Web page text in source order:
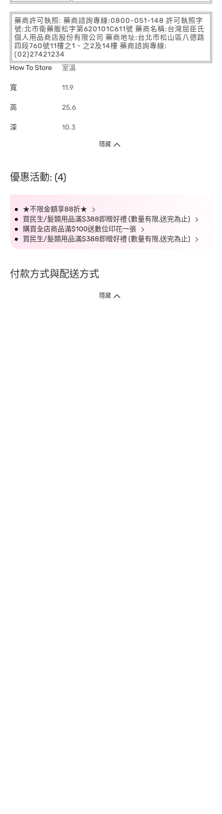
藥商許可執照: 藥商諮詢專線:0800-051-148 許可執照字
號:北市衛藥販松字第620101C611號 藥商名稱:台灣屈臣氏
個人用品商店股份有限公司 藥商地址:台北市松山區八德路
四段760號11樓之1、之2及14樓 藥商諮詢專線:
(02)27421234
How To Store
室溫
寬 11.9
高 25.6
深 10.3
隱藏
優惠活動: (4)
★不限金額享88折★
買民生/髮類用品滿$388即贈好禮 (數量有限,送完為止)
購買全店商品滿$100送數位印花一張
買民生/髮類用品滿$388即贈好禮 (數量有限,送完為止)
付款方式與配送方式
隱藏